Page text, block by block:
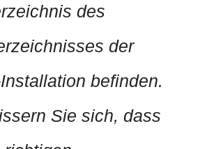
des
der
befinden.
Sie sich, dass